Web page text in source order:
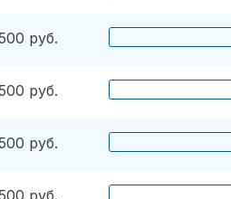
руб.
руб.
руб.
руб.